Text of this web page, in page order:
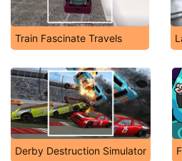
Train Fascinate Travels
Derby Destruction Simulator